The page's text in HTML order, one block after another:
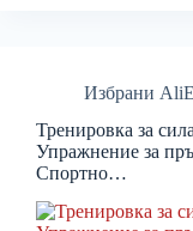
Избрани
Тренировка за
Упражнение за
Спортно…